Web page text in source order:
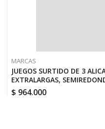
MARCAS
JUEGOS SURTIDO DE 3
EXTRALARGAS,
U01500201
$ 964.000